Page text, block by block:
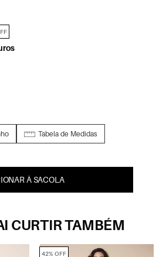
Tabela de Medidas
À SACOLA
CURTIR TAMBÉM
42% OFF